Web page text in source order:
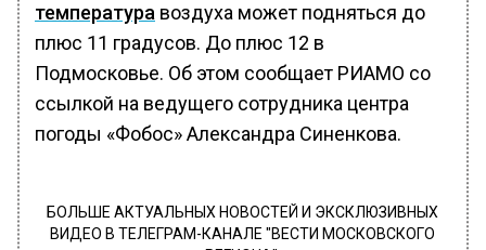
температура воздуха может подняться до
плюс 11 градусов. До плюс 12 в
Подмосковье. Об этом сообщает РИАМО со
ссылкой на ведущего сотрудника центра
погоды «Фобос» Александра Синенкова.
БОЛЬШЕ АКТУАЛЬНЫХ НОВОСТЕЙ И ЭКСКЛЮЗИВНЫХ
ВИДЕО В ТЕЛЕГРАМ-КАНАЛЕ "ВЕСТИ МОСКОВСКОГО